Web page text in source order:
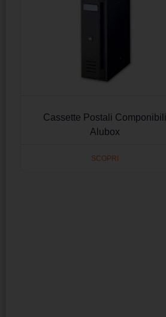
Cassette Postali Componibili
Alubox
SCOPRI